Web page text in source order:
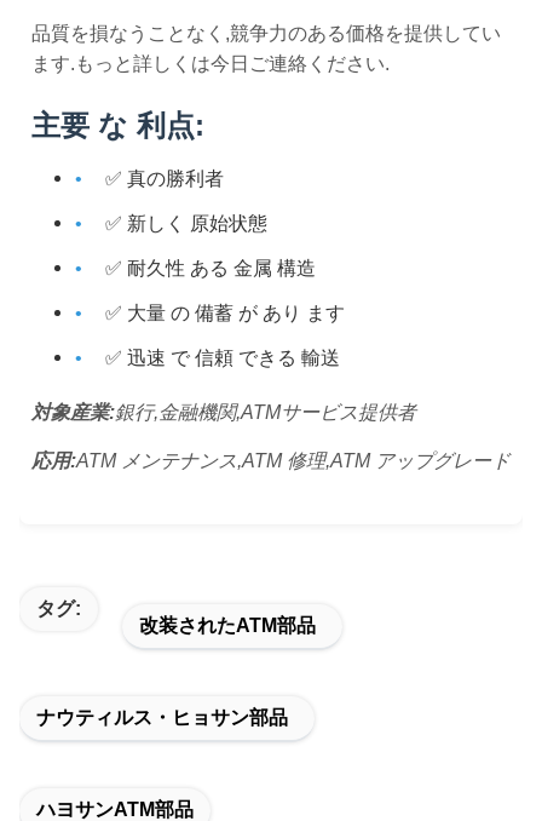
品質を損なうことなく,競争力のある価格を提供してい
ます.もっと詳しくは今日ご連絡ください.
主要 な 利点:
✅ 真の勝利者
✅ 新しく 原始状態
✅ 耐久性 ある 金属 構造
✅ 大量 の 備蓄 が あり ます
✅ 迅速 で 信頼 できる 輸送
対象産業:銀行,金融機関,ATMサービス提供者
応用:ATM メンテナンス,ATM 修理,ATM アップグレード
タグ:
改装されたATM部品
ナウティルス・ヒョサン部品
ハヨサンATM部品